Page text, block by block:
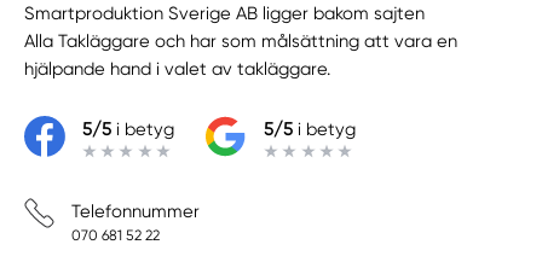
Smartproduktion Sverige AB ligger bakom sajten
Alla Takläggare och har som målsättning att vara en
hjälpande hand i valet av takläggare.
5/5i betyg 5/5i betyg
Telefonnummer
070 681 52 22